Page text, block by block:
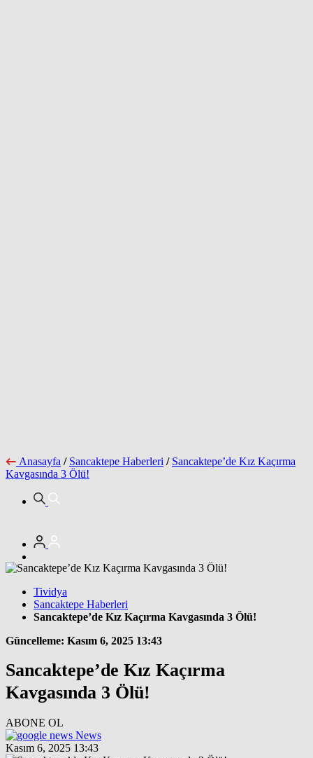
Anasayfa / Sancaktepe Haberleri / Sancaktepe’de Kız Kaçırma
Kavgasında 3 Ölü!
Tividya
Sancaktepe Haberleri
Sancaktepe’de Kız Kaçırma Kavgasında 3 Ölü!
Güncelleme: Kasım 6, 2025 13:43
Sancaktepe’de Kız Kaçırma
Kavgasında 3 Ölü!
ABONE OL
News
Kasım 6, 2025 13:43